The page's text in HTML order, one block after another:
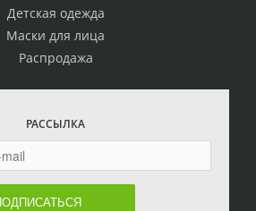
Детская одежда
Маски для лица
Распродажа
РАССЫЛКА